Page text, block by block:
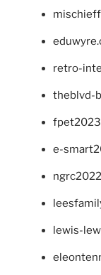
retro-
theblvd-
e-
lewis-